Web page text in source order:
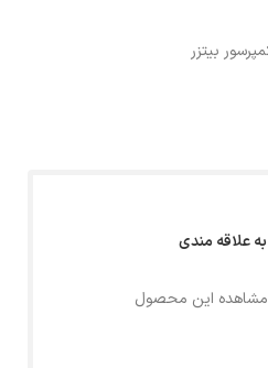
بیتزر
علاقه مندی
مشاهده این محصول